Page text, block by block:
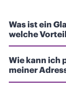
Was ist ein
welche
Wie kann ich
meiner